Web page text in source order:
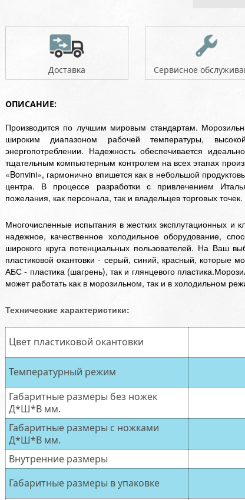
Доставка Сервисное
ОПИСАНИЕ:
Производится по лучшим мировым стандартам.
широким диапазоном рабочей температуры,
энергопотреблении. Надежность обеспечивается
тщательным компьютерным контролем на всех этапах
«Bonvini», гармонично впишется как в небольшой
центра. В процессе разработки с привлечением
пожелания, как персонала, так и владельцев торговых точек.
Многочисленные испытания в жестких эксплутационных и
надежное, качественное холодильное оборудование,
широкого круга потенциальных пользователей. На Ваш
пластиковой окантовки - серый, синий, красный, которые
АБС - пластика (шагрень), так и глянцевого пластика.
может работать как в морозильном, так и в холодильном
Технические характеристики:
Цвет пластиковой окантовки
Температурный режим
Габаритные размеры без ножек
Д*Ш*В мм.
Габаритные размеры с ножками
Д*Ш*В мм.
Внутренние размеры
Габаритные размеры в упаковке